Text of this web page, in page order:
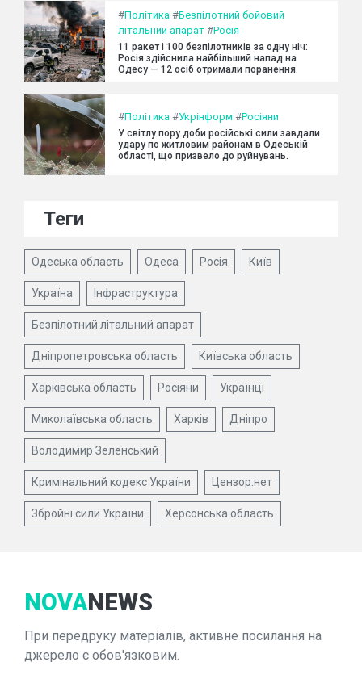
#Політика #Безпілотний бойовий
літальний апарат #Росія
11 ракет і 100 безпілотників за одну ніч:
Росія здійснила найбільший напад на
Одесу — 12 осіб отримали поранення.
#Політика #Укрінформ #Росіяни
У світлу пору доби російські сили завдали
удару по житловим районам в Одеській
області, що призвело до руйнувань.
Теги
Одеська область Одеса Росія Київ
Україна Інфраструктура
Безпілотний літальний апарат
Дніпропетровська область Київська область
Харківська область Росіяни Українці
Миколаївська область Харків Дніпро
Володимир Зеленський
Кримінальний кодекс України Цензор.нет
Збройні сили України Херсонська область
NOVANEWS
При передруку матеріалів, активне посилання на
джерело є обов'язковим.